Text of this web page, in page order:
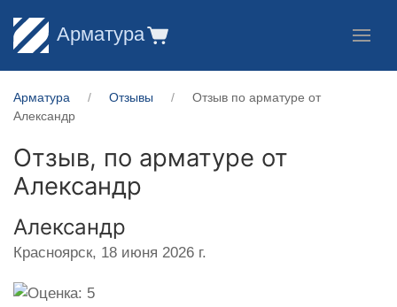
Арматура
Арматура Отзывы
Отзыв по арматуре от
Александр
Отзыв, по арматуре от
Александр
Александр
Красноярск, 18 июня 2026 г.